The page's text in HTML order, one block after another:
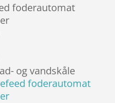
foderautomat
og vandskåle
foderautomat